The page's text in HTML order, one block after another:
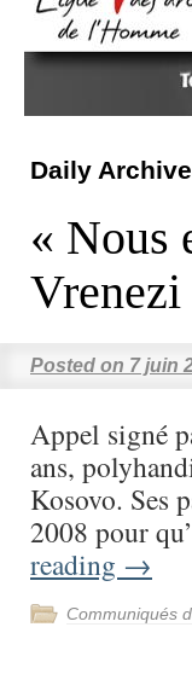
Daily
« Nous
Vrenezi
Posted on 7 juin
Appel signé
ans,
Kosovo. Ses
2008 pour
reading →
Communiqués